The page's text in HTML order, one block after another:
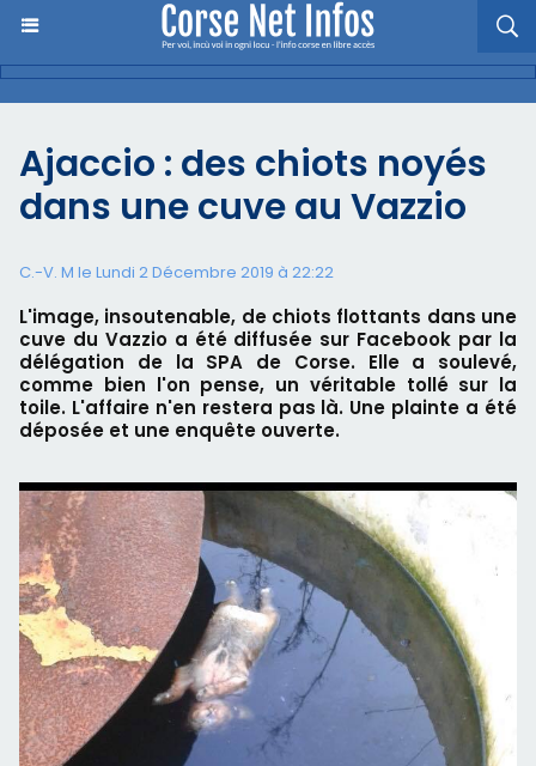
Ajaccio : des chiots noyés
dans une cuve au Vazzio
C.-V. M le Lundi 2 Décembre 2019 à 22:22
L'image, insoutenable, de chiots flottants dans une
cuve du Vazzio a été diffusée sur Facebook par la
délégation de la SPA de Corse. Elle a soulevé,
comme bien l'on pense, un véritable tollé sur la
toile. L'affaire n'en restera pas là. Une plainte a été
déposée et une enquête ouverte.